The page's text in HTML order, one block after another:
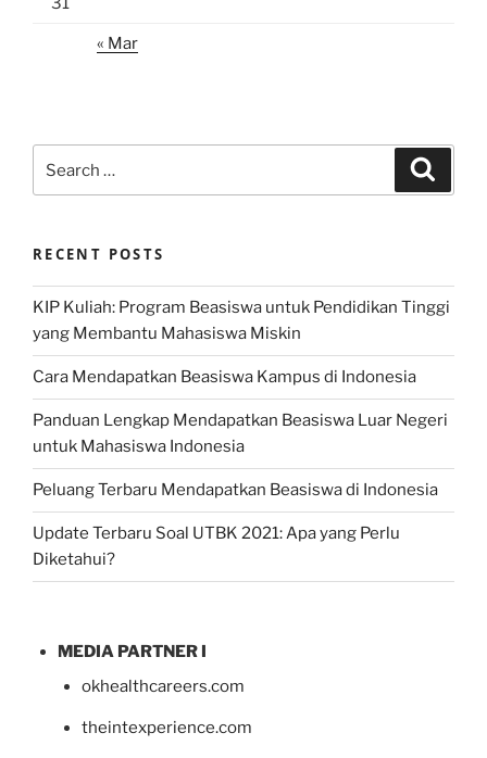
« Mar
for:
RECENT POSTS
KIP Kuliah: Program Beasiswa untuk Pendidikan Tinggi
yang Membantu Mahasiswa Miskin
Cara Mendapatkan Beasiswa Kampus di Indonesia
Panduan Lengkap Mendapatkan Beasiswa Luar Negeri
untuk Mahasiswa Indonesia
Peluang Terbaru Mendapatkan Beasiswa di Indonesia
Update Terbaru Soal UTBK 2021: Apa yang Perlu
Diketahui?
MEDIA PARTNER I
okhealthcareers.com
theintexperience.com